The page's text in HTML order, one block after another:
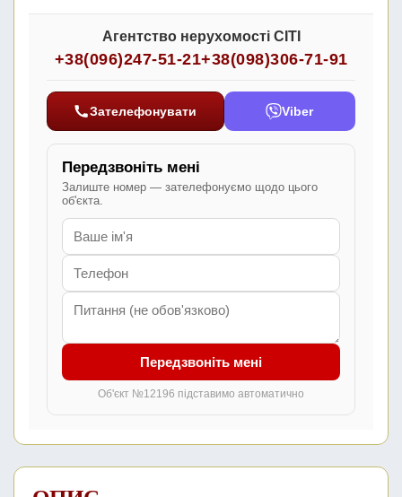
Агентство нерухомості СІТІ
+38(096)247-51-21+38(098)306-71-91
Зателефонувати Viber
Передзвоніть мені
Залиште номер — зателефонуємо щодо цього
об'єкта.
Передзвоніть мені
Об'єкт №12196 підставимо автоматично